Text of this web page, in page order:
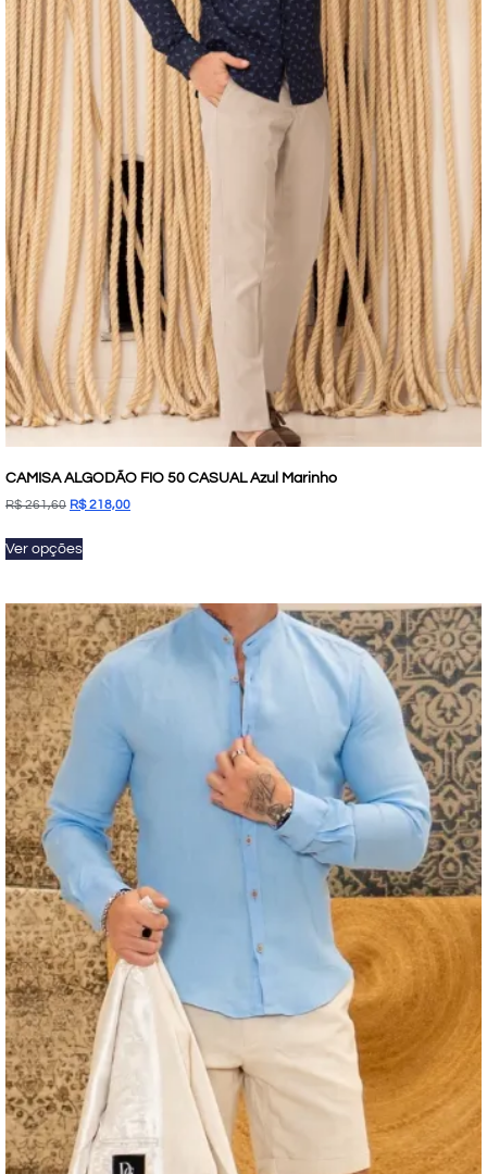
CAMISA ALGODÃO FIO 50 CASUAL Azul Marinho
R$261,60 R$218,00
Ver opções